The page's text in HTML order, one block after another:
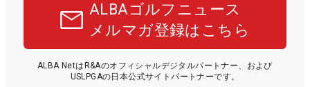
ALBAゴルフニュース
メルマガ登録はこちら
ALBA NetはR&Aのオフィシャルデジタルパートナー、および
USLPGAの日本公式サイトパートナーです。